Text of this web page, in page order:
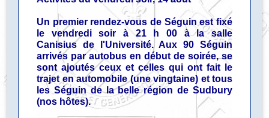
Un premier rendez-vous de Séguin est fixé
le vendredi soir à 21 h 00 à la salle
Canisius de l'Université. Aux 90 Séguin
arrivés par autobus en début de soirée, se
sont ajoutés ceux et celles qui ont fait le
trajet en automobile (une vingtaine) et tous
les Séguin de la belle région de Sudbury
(nos hôtes).